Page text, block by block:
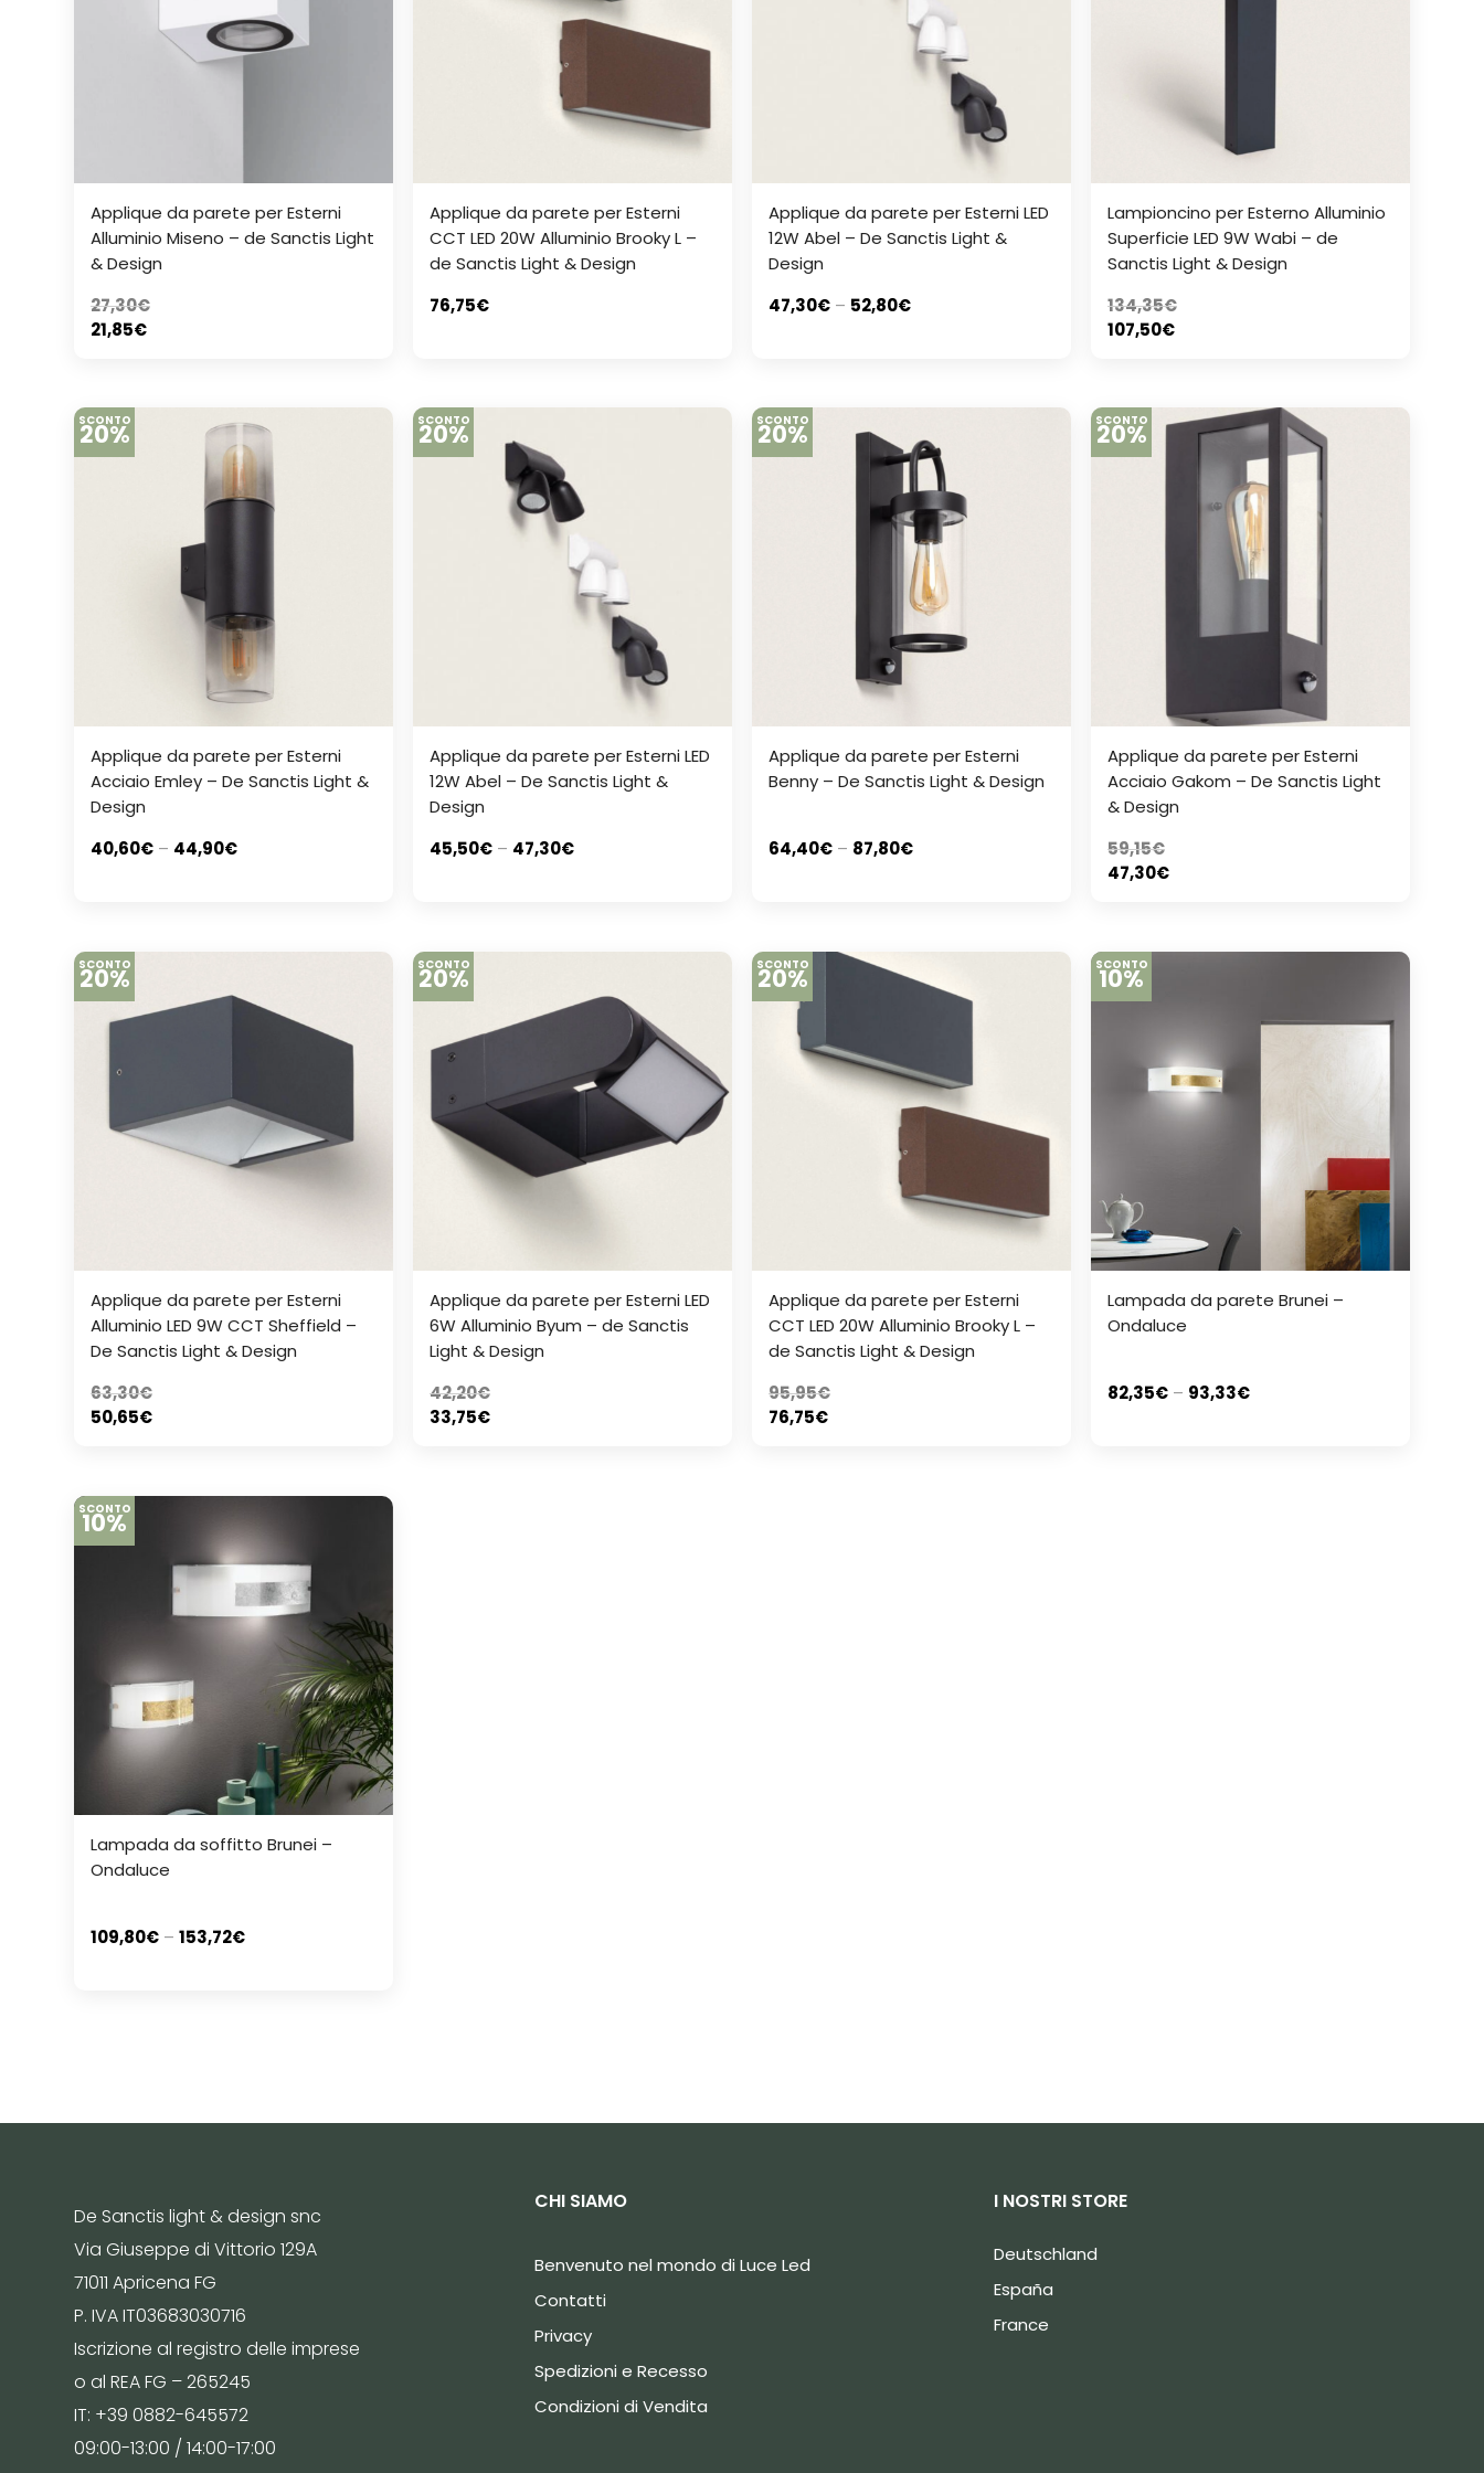
Applique da parete per Esterni
Alluminio Miseno – de Sanctis Light
& Design
27,30€
21,85€
Applique da parete per Esterni
CCT LED 20W Alluminio Brooky L –
de Sanctis Light & Design
76,75€
Applique da parete per Esterni LED
12W Abel – De Sanctis Light &
Design
47,30€ – 52,80€
Lampioncino per Esterno Alluminio
Superficie LED 9W Wabi – de
Sanctis Light & Design
134,35€
107,50€
SCONTO
20%
Applique da parete per Esterni
Acciaio Emley – De Sanctis Light &
Design
40,60€ – 44,90€
SCONTO
20%
Applique da parete per Esterni LED
12W Abel – De Sanctis Light &
Design
45,50€ – 47,30€
SCONTO
20%
Applique da parete per Esterni
Benny – De Sanctis Light & Design
64,40€ – 87,80€
SCONTO
20%
Applique da parete per Esterni
Acciaio Gakom – De Sanctis Light
& Design
59,15€
47,30€
SCONTO
20%
Applique da parete per Esterni
Alluminio LED 9W CCT Sheffield –
De Sanctis Light & Design
63,30€
50,65€
SCONTO
20%
Applique da parete per Esterni LED
6W Alluminio Byum – de Sanctis
Light & Design
42,20€
33,75€
SCONTO
20%
Applique da parete per Esterni
CCT LED 20W Alluminio Brooky L –
de Sanctis Light & Design
95,95€
76,75€
SCONTO
10%
Lampada da parete Brunei –
Ondaluce
82,35€ – 93,33€
SCONTO
10%
Lampada da soffitto Brunei –
Ondaluce
109,80€ – 153,72€
De Sanctis light & design snc
Via Giuseppe di Vittorio 129A
71011 Apricena FG
P. IVA IT03683030716
Iscrizione al registro delle imprese
o al REA FG – 265245
IT: +39 0882-645572
09:00-13:00 / 14:00-17:00
CHI SIAMO
Benvenuto nel mondo di Luce Led
Contatti
Privacy
Spedizioni e Recesso
Condizioni di Vendita
I NOSTRI STORE
Deutschland
España
France